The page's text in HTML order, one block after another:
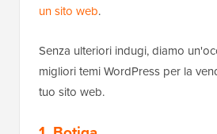
un sito web.
Senza ulteriori indugi, diamo
migliori temi WordPress per la
tuo sito web.